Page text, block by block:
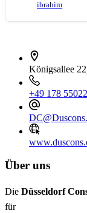
ibrahim
Königsallee
+49 178
Über uns
Die Düsseldorf
für